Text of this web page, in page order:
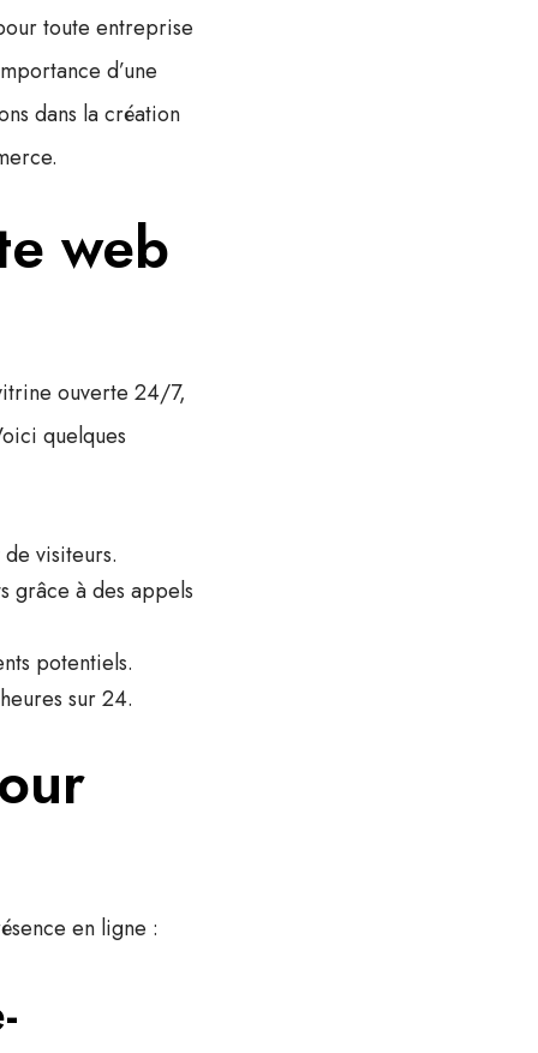
toute entreprise
d’une
dans lacréation
.
web
ouverte 24/7,
quelques
visiteurs.
grâce à des appels
potentiels.
sur 24.
en ligne :